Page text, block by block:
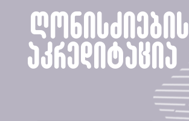
ღონისძიების
აკრედიტაცია